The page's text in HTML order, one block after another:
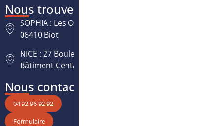
Nous trouver
SOPHIA : Les Oréades, 125 rue des Amandiers,
06410 Biot
NICE : 27 Boulevard Paul Montel Nice Leader -
Bâtiment Centaure, 06200 Nice
Nous contacter
04 92 96 92 92
Formulaire